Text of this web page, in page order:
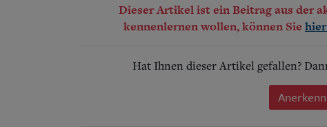
Dieser Artikel ist ein Beitrag aus der
kennenlernen wollen, können Sie
Hat Ihnen dieser Artikel gefallen?